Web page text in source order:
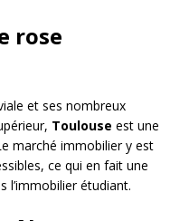
rose
et ses nombreux
Toulouse est une
marché immobilier y est
ce qui en fait une
l’immobilier étudiant.